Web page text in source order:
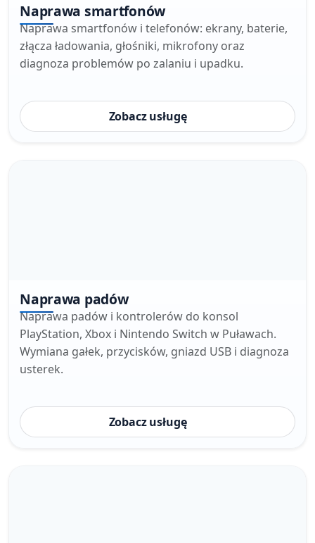
Naprawa smartfonów
Naprawa smartfonów i telefonów: ekrany, baterie,
złącza ładowania, głośniki, mikrofony oraz
diagnoza problemów po zalaniu i upadku.
Zobacz usługę
Naprawa padów
Naprawa padów i kontrolerów do konsol
PlayStation, Xbox i Nintendo Switch w Puławach.
Wymiana gałek, przycisków, gniazd USB i diagnoza
usterek.
Zobacz usługę